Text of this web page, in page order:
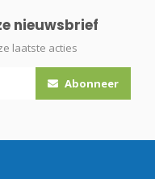
nieuwsbrief
laatste acties
Abonneer